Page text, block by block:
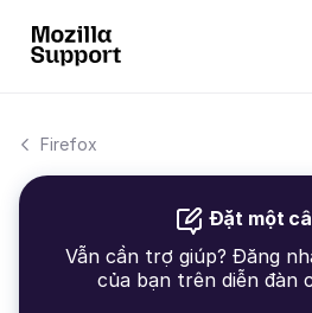
Firefox
Đặt một
Vẫn cần trợ giúp? Đăng
của bạn trên diễn đàn